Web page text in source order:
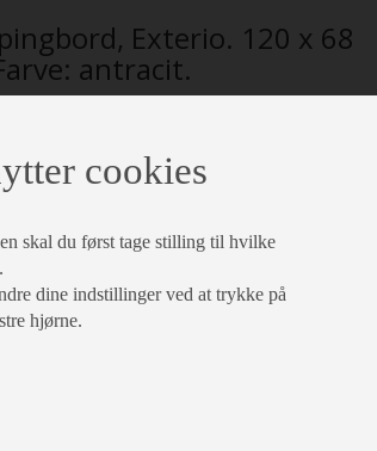
Exterio. 120 x 68
antracit.
Exterio. Model: Exterio Farve:
Aluminium Mål: L 120 x B 68 x H 50,5/75
120 x 68 x 11 cm Max belastning: 30 kg
kg Bemærk: Med Exteriolit-bordplade, der
cookies
skal du først tage stilling til hvilke
dine indstillinger ved at trykke på
hjørne.